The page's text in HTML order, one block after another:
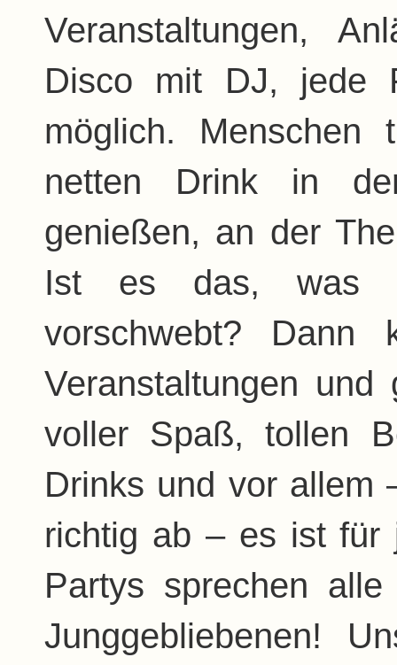
Veranstaltungen,
Disco mit DJ, jede
möglich. Menschen
netten Drink in
genießen, an der
Ist es das, was
vorschwebt? Dann
Veranstaltungen
voller Spaß, tollen
Drinks und vor allem
richtig ab – es ist für
Partys sprechen
Junggebliebenen!